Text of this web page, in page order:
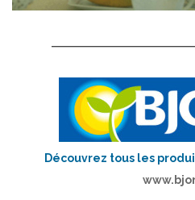
Découvrez tous les